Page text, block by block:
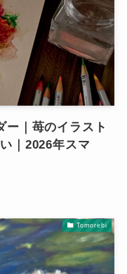
ー｜苺のイラスト
｜2026年スマ
Tomorebi